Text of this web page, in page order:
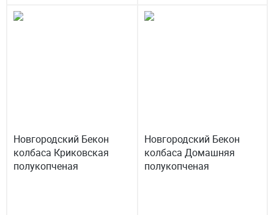
Новгородский Бекон
колбаса Криковская
полукопченая
Новгородский Бекон
колбаса Домашняя
полукопченая